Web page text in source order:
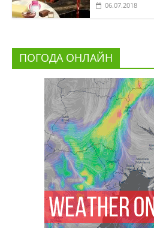
06.07.2018
ПОГОДА ОНЛАЙН